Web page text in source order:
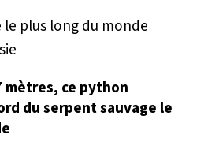
mètres, ce python
du serpent sauvage le